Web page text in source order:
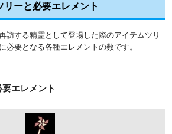
ーと必要エレメント
訪する精霊として登場した際のアイテムツリ
必要となる各種エレメントの数です。
エレメント